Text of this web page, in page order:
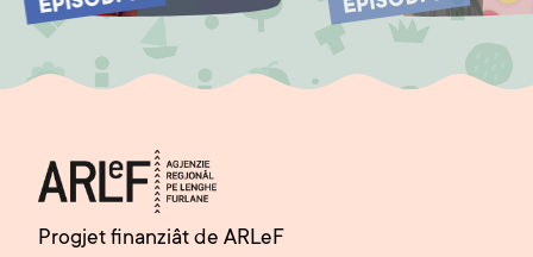
Progjet finanziât de ARLeF